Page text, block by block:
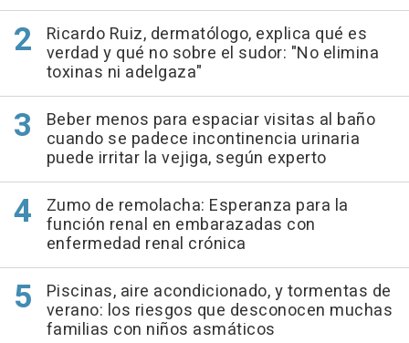
Ricardo Ruiz, dermatólogo, explica qué es
verdad y qué no sobre el sudor: "No elimina
toxinas ni adelgaza"
Beber menos para espaciar visitas al baño
cuando se padece incontinencia urinaria
puede irritar la vejiga, según experto
Zumo de remolacha: Esperanza para la
función renal en embarazadas con
enfermedad renal crónica
Piscinas, aire acondicionado, y tormentas de
verano: los riesgos que desconocen muchas
familias con niños asmáticos